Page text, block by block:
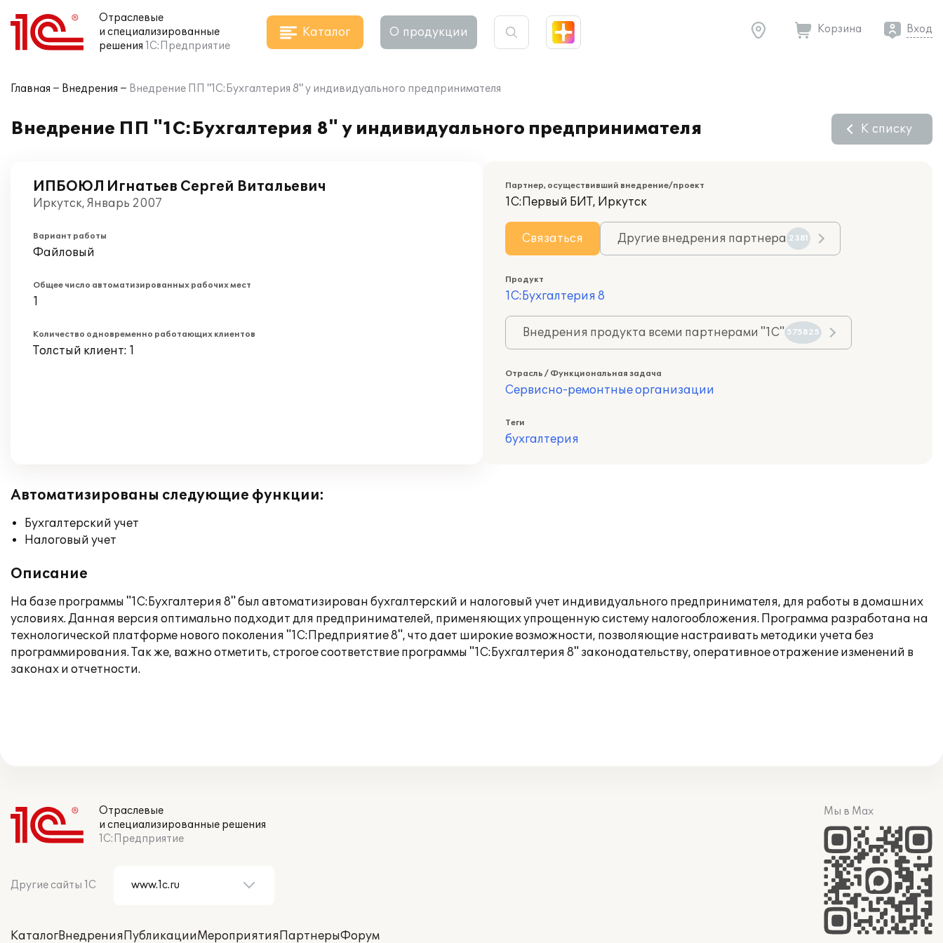
Отраслевые
и специализированные
решения 1С:Предприятие
Каталог О продукции Корзина Вход
Главная Внедрения Внедрение ПП "1С:Бухгалтерия 8" у индивидуального предпринимателя
Внедрение ПП "1С:Бухгалтерия 8" у индивидуального предпринимателя К списку
ИПБОЮЛ Игнатьев Сергей Витальевич
Иркутск, Январь 2007
Вариант работы
Файловый
Общее число автоматизированных рабочих мест
1
Количество одновременно работающих клиентов
Толстый клиент: 1
Партнер, осуществивший внедрение/проект
1С:Первый БИТ, Иркутск
Связаться Другие внедрения партнера 2381
Продукт
1С:Бухгалтерия 8
Внедрения продукта всеми партнерами "1С" 575825
Отрасль / Функциональная задача
Сервисно-ремонтные организации
Теги
бухгалтерия
Автоматизированы следующие функции:
Бухгалтерский учет
Налоговый учет
Описание
На базе программы "1С:Бухгалтерия 8" был автоматизирован бухгалтерский и налоговый учет индивидуального предпринимателя, для работы в домашних
условиях. Данная версия оптимально подходит для предпринимателей, применяющих упрощенную систему налогообложения. Программа разработана на
технологической платформе нового поколения "1С:Предприятие 8", что дает широкие возможности, позволяющие настраивать методики учета без
программирования. Так же, важно отметить, строгое соответствие программы "1С:Бухгалтерия 8" законодательству, оперативное отражение изменений в
законах и отчетности.
Отраслевые
и специализированные решения
1С:Предприятие
Другие сайты 1С
КаталогВнедренияПубликацииМероприятияПартнерыФорум
Мы в Max